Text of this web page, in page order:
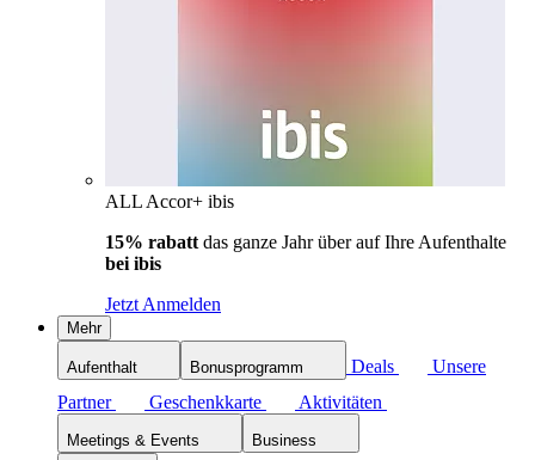
ALL Accor+ ibis
15% rabatt das ganze Jahr über auf Ihre Aufenthalte
bei ibis
Jetzt Anmelden
Mehr
Aufenthalt Bonusprogramm Deals
Unsere
Partner
Geschenkkarte Aktivitäten
Meetings & Events Business